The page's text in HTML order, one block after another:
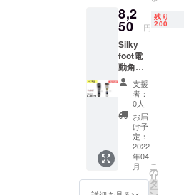
期が遅
れる場
りま
す。）
了承く
ださ
い。 ・
2022年
4月中旬
のお届
け予定
です。
（ご注
文状
況、使
用部材
の供給
状況、
製造工
程上の
格
11,000
円（税
込） ・
送料込
みの価
格とな
りま
す。 ・
一部の
デザイ
ン、仕
様につ
きまし
ては予
告なく
8,2
50 円
残り
200
Silky
foot電
動角質
リムー
バ 2点
ペア早
割約
25％OF
11,000
円（税
込）
→8,250
円（税
支援
者：
0人
お届
け予
定：
2022
年04
月
こ
の
リ
タ
ー